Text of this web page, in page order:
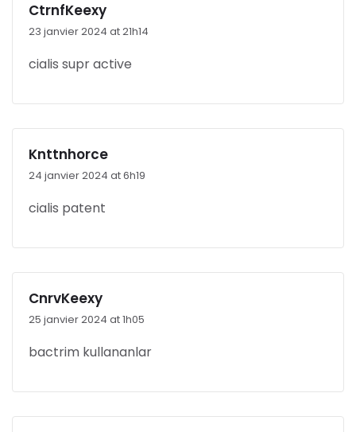
CtrnfKeexy
23 janvier 2024 at 21h14
cialis supr active
Knttnhorce
24 janvier 2024 at 6h19
cialis patent
CnrvKeexy
25 janvier 2024 at 1h05
bactrim kullananlar